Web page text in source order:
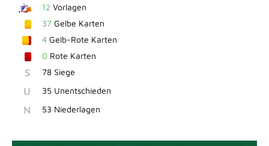
12 Vorlagen
37 Gelbe Karten
4 Gelb-Rote Karten
0 Rote Karten
S 78 Siege
U 35 Unentschieden
N 53 Niederlagen